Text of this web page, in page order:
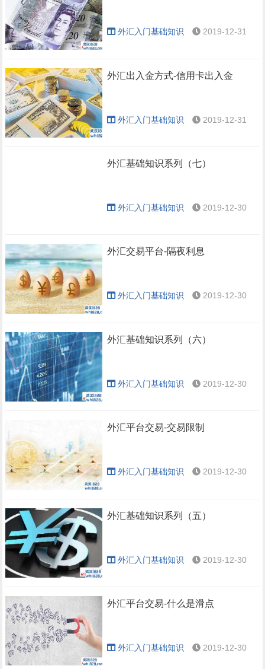
外汇入门基础知识 2019-12-31
外汇出入金方式-信用卡出入金
外汇入门基础知识 2019-12-31
外汇基础知识系列（七）
外汇入门基础知识 2019-12-30
外汇交易平台-隔夜利息
外汇入门基础知识 2019-12-30
外汇基础知识系列（六）
外汇入门基础知识 2019-12-30
外汇平台交易-交易限制
外汇入门基础知识 2019-12-30
外汇基础知识系列（五）
外汇入门基础知识 2019-12-30
外汇平台交易-什么是滑点
外汇入门基础知识 2019-12-30